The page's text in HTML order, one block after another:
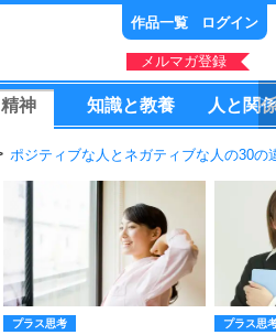
作品一覧 ログイン
メルマガ登録
精神 知識と教養 人 と 関
ポジティブな人とネガティブな人の30の
プラス思考 プラス思